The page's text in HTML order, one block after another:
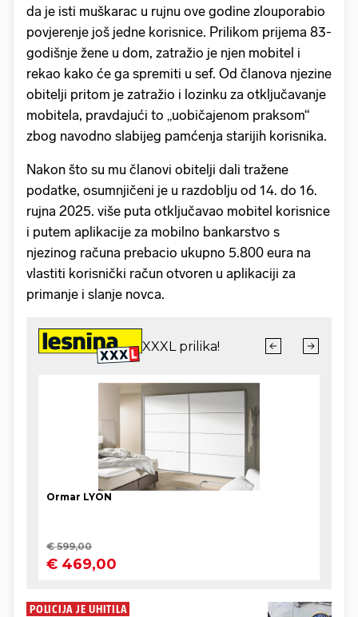
da je isti muškarac u rujnu ove godine zlouporabio
povjerenje još jedne korisnice. Prilikom prijema 83-
godišnje žene u dom, zatražio je njen mobitel i
rekao kako će ga spremiti u sef. Od članova njezine
obitelji pritom je zatražio i lozinku za otključavanje
mobitela, pravdajući to „uobičajenom praksom“
zbog navodno slabijeg pamćenja starijih korisnika.
Nakon što su mu članovi obitelji dali tražene
podatke, osumnjičeni je u razdoblju od 14. do 16.
rujna 2025. više puta otključavao mobitel korisnice
i putem aplikacije za mobilno bankarstvo s
njezinog računa prebacio ukupno 5.800 eura na
vlastiti korisnički račun otvoren u aplikaciji za
primanje i slanje novca.
POLICIJA JE UHITILA